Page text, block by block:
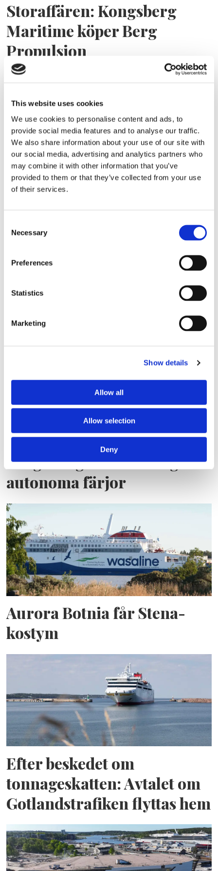
This website uses cookies
We use cookies to personalise content and ads, to
provide social media features and to analyse our traffic.
We also share information about your use of our site with
our social media, advertising and analytics partners who
may combine it with other information that you’ve
provided to them or that they’ve collected from your use
of their services.
Selection
Necessary
Preferences
Statistics
Marketing
Show details
Allow all
Allow selection
Deny
Storaffären: Kongsberg
Maritime köper Berg
Propulsion
Sirius tar leverans av
Lars ”Lasse” Fransén
Blå genväg ska bana väg för
autonoma färjor
Aurora Botnia får Stena-
kostym
Efter beskedet om
tonnageskatten: Avtalet om
Gotlandstrafiken flyttas hem